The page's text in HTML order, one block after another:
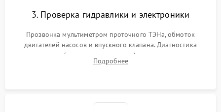
3. Проверка гидравлики и электроники
Прозвонка мультиметром проточного ТЭНа, обмоток
двигателей насосов и впускного клапана. Диагностика
прессостата (датчика уровня воды), датчика мутности,
концевика дверцы и электронного модуля управления.
Подробнее